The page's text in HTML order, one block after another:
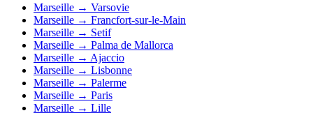
Marseille → Varsovie
Marseille → Francfort-sur-le-Main
Marseille → Setif
Marseille → Palma de Mallorca
Marseille → Ajaccio
Marseille → Lisbonne
Marseille → Palerme
Marseille → Paris
Marseille → Lille